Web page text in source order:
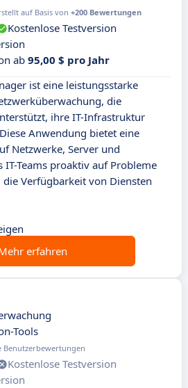
auf Basis von +200 Bewertungen
Kostenlose Testversion
ab 95,00 $ pro Jahr
ist eine leistungsstarke
die
ihre IT-Infrastruktur
Anwendung bietet eine
Netzwerke, Server und
IT-Teams proaktiv auf Probleme
Verfügbarkeit von Diensten
erfahren
Tools
Benutzerbewertungen
Kostenlose Testversion